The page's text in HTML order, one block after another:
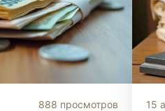
888 просмотров 15